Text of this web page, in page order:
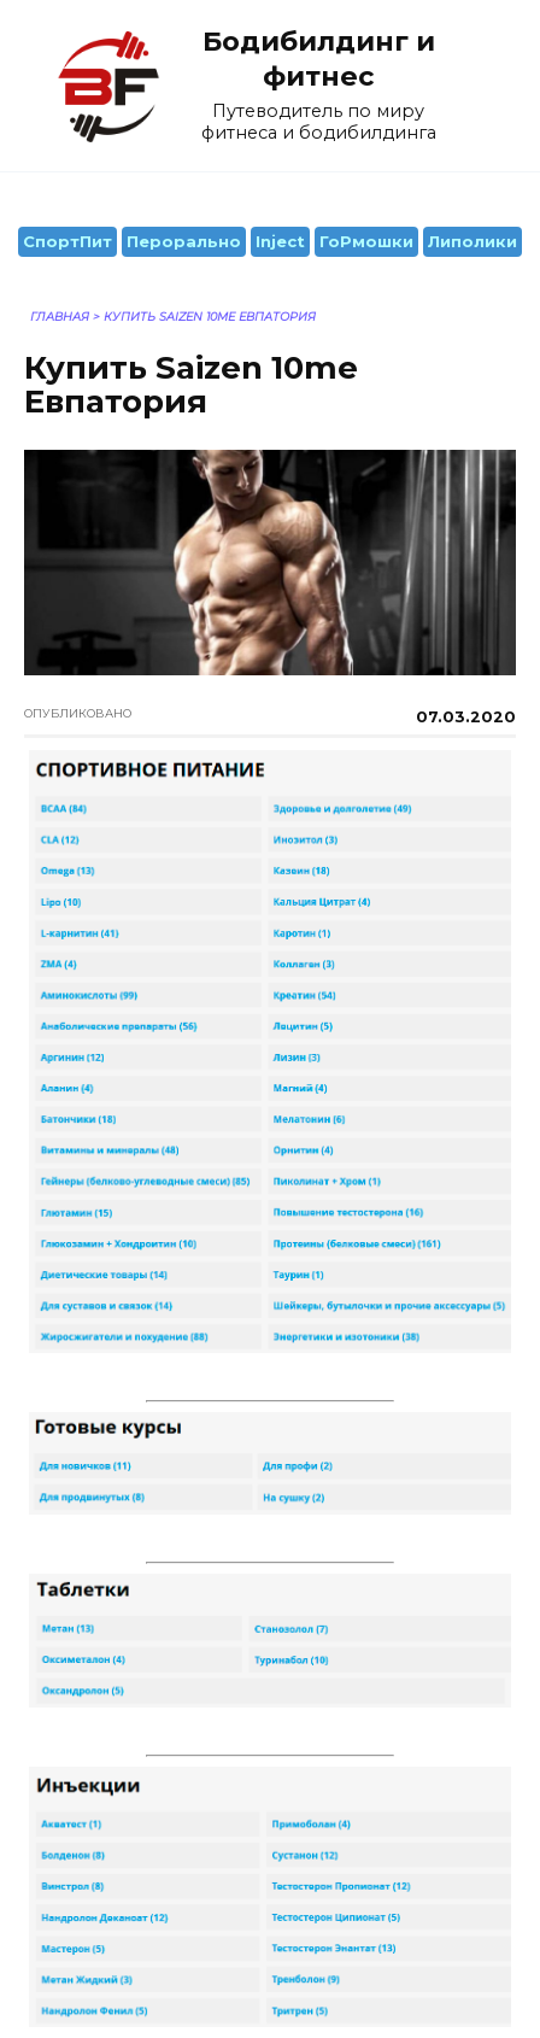
содержанию
Бодибилдинг и
фитнес
Путеводитель по миру
фитнеса и бодибилдинга
СпортПит Перорально Inject ГоРмошки Липолики
ГЛАВНАЯ > КУПИТЬ SAIZEN 10ME ЕВПАТОРИЯ
Купить Saizen 10me
Евпатория
ОПУБЛИКОВАНО 07.03.2020